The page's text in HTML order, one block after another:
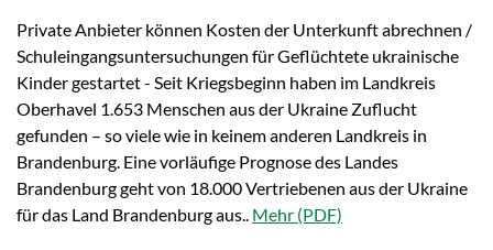
Private Anbieter können Kosten der Unterkunft abrechnen /
Schuleingangsuntersuchungen für Geflüchtete ukrainische
Kinder gestartet - Seit Kriegsbeginn haben im Landkreis
Oberhavel 1.653 Menschen aus der Ukraine Zuflucht
gefunden – so viele wie in keinem anderen Landkreis in
Brandenburg. Eine vorläufige Prognose des Landes
Brandenburg geht von 18.000 Vertriebenen aus der Ukraine
für das Land Brandenburg aus.. Mehr